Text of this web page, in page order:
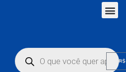
R$